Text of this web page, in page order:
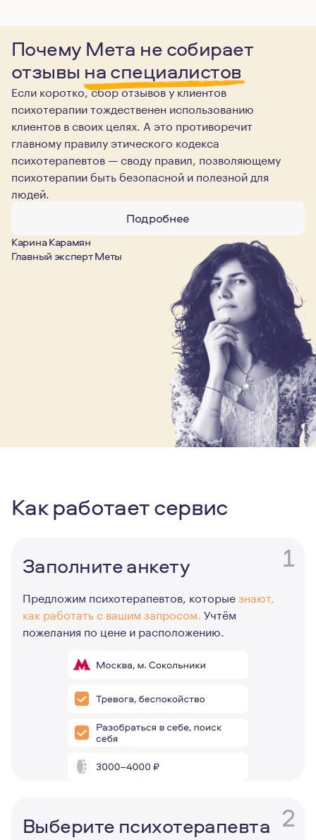
Почему Мета не собирает
отзывы на специалистов
Если коротко, сбор отзывов у клиентов
психотерапии тождественен использованию
клиентов в своих целях. А это противоречит
главному правилу этического кодекса
психотерапевтов — своду правил, позволяющему
психотерапии быть безопасной и полезной для
людей.
Подробнее
Карина Карамян
Главный эксперт Меты
Как работает сервис
1
Заполните анкету
Предложим психотерапевтов, которыезнают,
как работать с вашим запросом. Учтём
пожелания по цене и расположению.
2
Выберите психотерапевта